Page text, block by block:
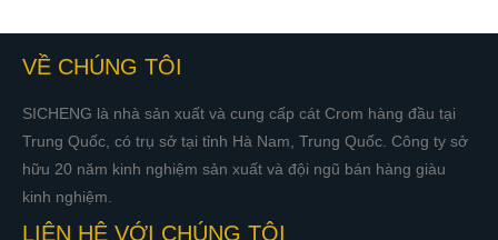
VỀ CHÚNG TÔI
SICHENG là nhà sản xuất và cung cấp cát Crom hàng đầu tại
Trung Quốc, có trụ sở tại tỉnh Hà Nam, Trung Quốc. Công ty sở
hữu 20 năm kinh nghiệm sản xuất và đội ngũ bán hàng giàu
kinh nghiệm.
LIÊN HỆ VỚI CHÚNG TÔI